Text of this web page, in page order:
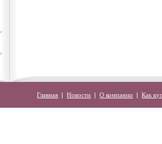
Главная |Новости |О компании |Как